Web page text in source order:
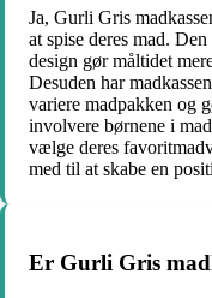
Ja, Gurli Gris
at spise deres mad.
design gør måltidet
Desuden har
variere madpakken og
involvere børnene i
vælge deres
med til at skabe en
Er Gurli Gris